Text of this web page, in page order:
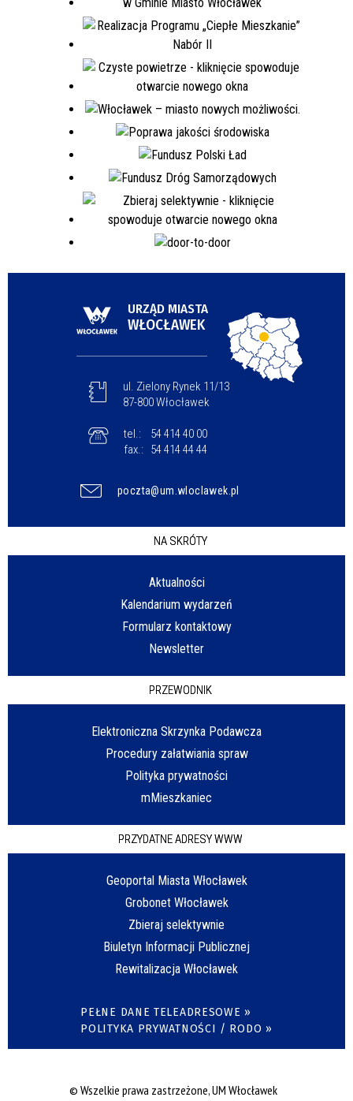
URZĄD MIASTA
WŁOCŁAWEK
ul. Zielony Rynek 11/13
87-800 Włocławek
tel.:
54 414 40 00
fax.:
54 414 44 44
poczta@um.wloclawek.pl
NA SKRÓTY
Aktualności
Kalendarium wydarzeń
Formularz kontaktowy
Newsletter
PRZEWODNIK
Elektroniczna Skrzynka Podawcza
Procedury załatwiania spraw
Polityka prywatności
mMieszkaniec
PRZYDATNE ADRESY WWW
Geoportal Miasta Włocławek
Grobonet Włocławek
Zbieraj selektywnie
Biuletyn Informacji Publicznej
Rewitalizacja Włocławek
PEŁNE DANE TELEADRESOWE »
POLITYKA PRYWATNOŚCI / RODO »
© Wszelkie prawa zastrzeżone, UM Włocławek